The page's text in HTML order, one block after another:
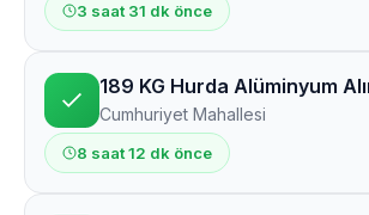
3 saat 31 dk önce
189 KG Hurda Alüminyum
Cumhuriyet Mahallesi
8 saat 12 dk önce